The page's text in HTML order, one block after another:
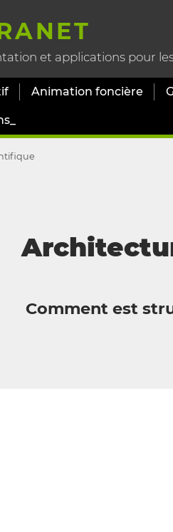
et applications pour
Animation foncière
Comment est